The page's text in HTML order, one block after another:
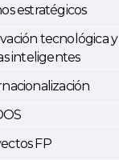
estratégicos
tecnológica y
inteligentes
FP